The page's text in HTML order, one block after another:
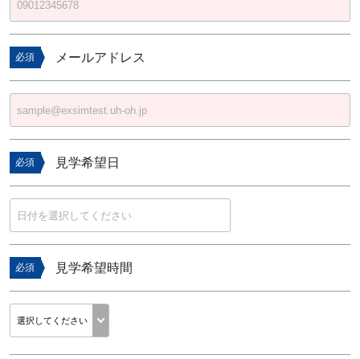
必須 メールアドレス
必須 見学希望日
必須 見学希望時間